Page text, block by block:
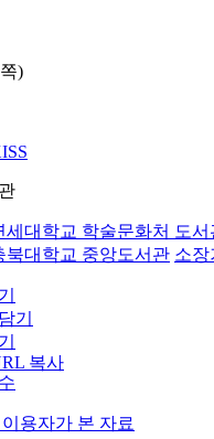
)
세대학교 학술문화처 도서
북대학교 중앙도서관 소장
기
복사
용자가 본 자료